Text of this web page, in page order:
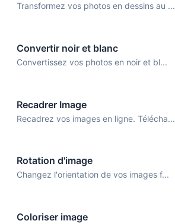
Transformez vos photos en dessins au ...
Convertir noir et blanc
Convertissez vos photos en noir et bl...
Recadrer Image
Recadrez vos images en ligne. Télécha...
Rotation d'image
Changez l'orientation de vos images f...
Coloriser image